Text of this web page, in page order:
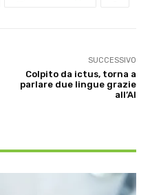
SUCCESSIVO
Colpito da ictus, torna a
parlare due lingue grazie
all’AI